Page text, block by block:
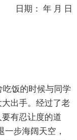
日期： 年 月 日
饭的时候与同学
出手。经过了老
有忍让度的道
步海阔天空，